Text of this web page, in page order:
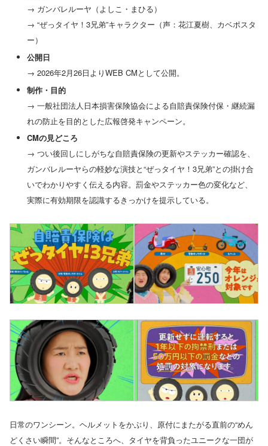
→ ガンバレルーヤ（よしこ・まひる）
→ “ぜっタイヤ！3兄弟”キャラクター（声：花江夏樹、カベポスタ
ー）
公開日
→ 2026年2月26日よりWEB CMとして公開。
制作・目的
→ 一般社団法人日本損害保険協会による自賠責保険付保・継続漏
れの防止を目的とした広報啓発キャンペーン。
CMの見どころ
→ つい後回しにしがちな自賠責保険の更新やステッカー確認を、
ガンバレルーヤらの軽妙な演技と“ぜっタイヤ！3兄弟”との掛け合
いでわかりやすく伝える内容。罰金やステッカー色の変化など、
実際に有効期限を認識するきっかけを提示している。
日常のワンシーン。ヘルメットをかぶり、原付にまたがる直前の“めん
どくさい瞬間”。そんなところへ、タイヤを背負ったユニークな一団が